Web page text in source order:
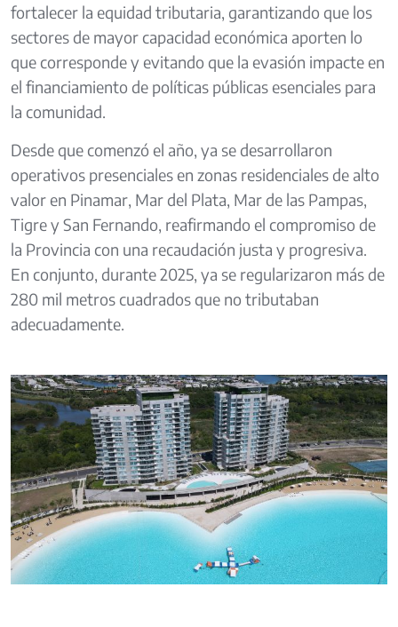
fortalecer la equidad tributaria, garantizando que los
sectores de mayor capacidad económica aporten lo
que corresponde y evitando que la evasión impacte en
el financiamiento de políticas públicas esenciales para
la comunidad.
Desde que comenzó el año, ya se desarrollaron
operativos presenciales en zonas residenciales de alto
valor en Pinamar, Mar del Plata, Mar de las Pampas,
Tigre y San Fernando, reafirmando el compromiso de
la Provincia con una recaudación justa y progresiva.
En conjunto, durante 2025, ya se regularizaron más de
280 mil metros cuadrados que no tributaban
adecuadamente.
Image